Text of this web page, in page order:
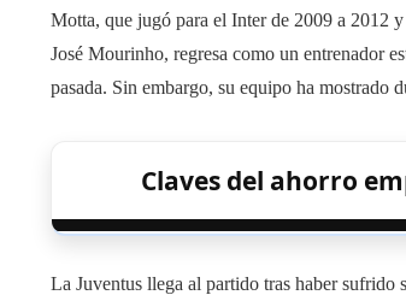
Motta, que jugó para el Inter de 2009 a 2012
José Mourinho, regresa como un entrenador
pasada. Sin embargo, su equipo ha mostrado
Claves del ahorro
La Juventus llega al partido tras haber sufrido